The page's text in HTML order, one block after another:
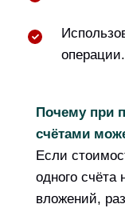
операции.
Почему при
счётами
Если
одного
вложений,